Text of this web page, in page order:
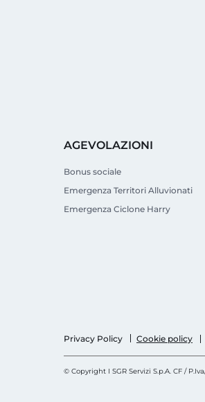
AGEVOLAZIONI
Bonus sociale
Emergenza Territori Alluvionati
Emergenza Ciclone Harry
Privacy Policy Cookie policy
© Copyright I SGR Servizi S.p.A. CF /